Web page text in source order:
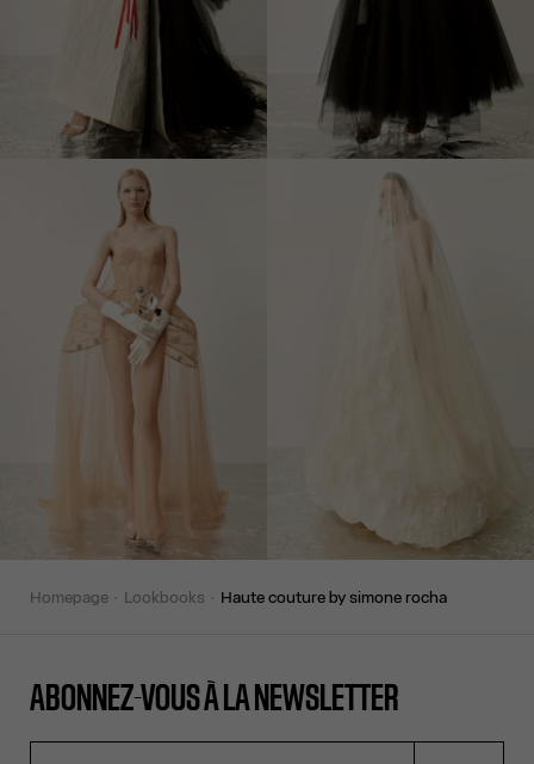
homepage lookbooks haute couture by simone rocha
ABONNEZ-VOUS À LA NEWSLETTER